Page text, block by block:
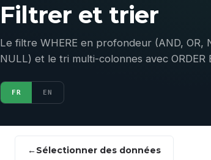
Filtrer et trier
Le filtre WHERE en profondeur (AND, OR,
NULL) et le tri multi-colonnes avec ORDER
FR EN
Sélectionner des données